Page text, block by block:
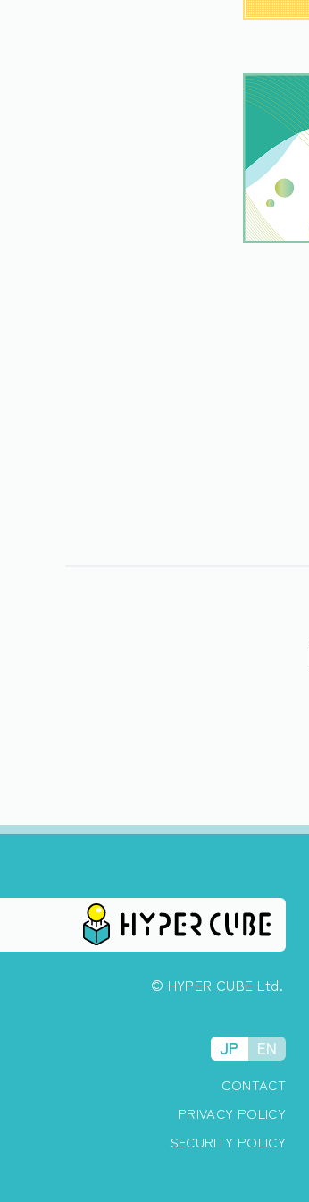
JP EN
CONTACT
PRIVACY POLICY
SECURITY POLICY
© HYPER CUBE Ltd.